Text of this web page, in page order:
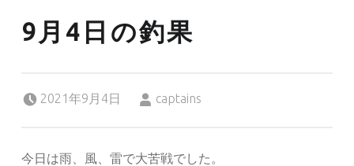
9月4日の釣果
2021年9月4日
captains
今日は雨、風、雷で大苦戦でした。